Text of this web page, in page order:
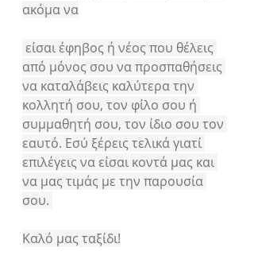
ακόμα να
από μόνος σου να προσπαθήσεις
να καταλάβεις καλύτερα την
κολλητή σου, τον φίλο σου ή
συμμαθητή σου, τον ίδιο σου τον
εαυτό. Εσύ ξέρεις τελικά γιατί
επιλέγεις να είσαι κοντά μας και
να μας τιμάς με την παρουσία
σου.
Καλό μας ταξίδι!